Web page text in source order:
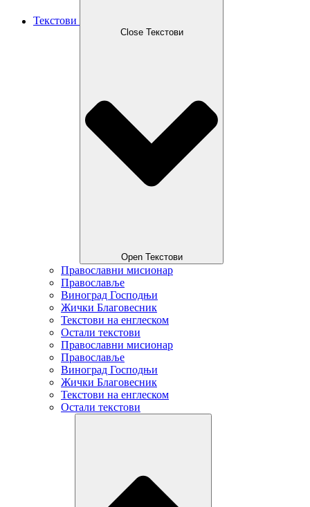
Текстови
Close Текстови
Open Текстови
Православни мисионар
Православље
Виноград Господњи
Жички Благовесник
Текстови на енглеском
Остали текстови
Православни мисионар
Православље
Виноград Господњи
Жички Благовесник
Текстови на енглеском
Остали текстови